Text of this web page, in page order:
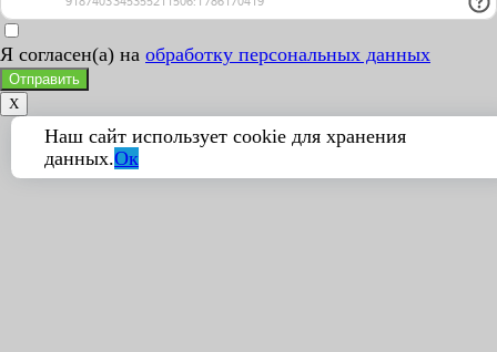
Я согласен(а) на обработку персональных данных
Отправить
X
Наш сайт использует cookie для хранения
данных.Ок